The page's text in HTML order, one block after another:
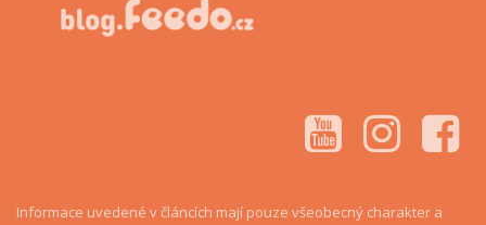
Informace uvedené v článcích mají pouze všeobecný charakter a